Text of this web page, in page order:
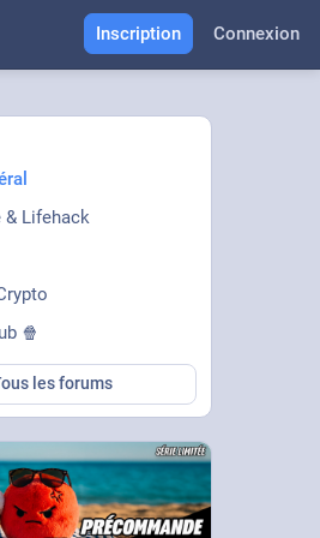
Inscription Connexion
Lifehack
🍿
les forums